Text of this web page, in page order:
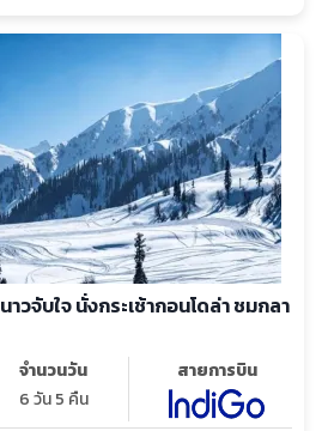
วจับใจ นั่งกระเช้ากอนโดล่า ชมกลา
จำนวนวัน
6 วัน 5 คืน
สายการบิน